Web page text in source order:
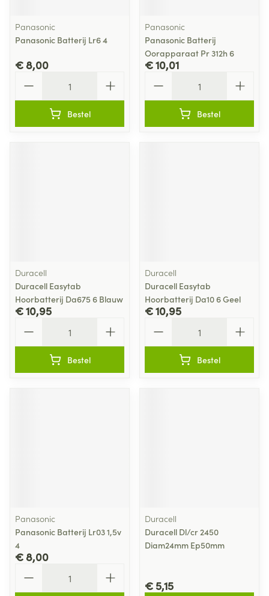
Panasonic
Panasonic Batterij Lr6 4
€ 8,00
Bestel
Panasonic
Panasonic Batterij
Oorapparaat Pr 312h 6
€ 10,01
Bestel
Duracell
Duracell Easytab
Hoorbatterij Da675 6 Blauw
€ 10,95
Bestel
Duracell
Duracell Easytab
Hoorbatterij Da10 6 Geel
€ 10,95
Bestel
Panasonic
Panasonic Batterij Lr03 1,5v
4
€ 8,00
Duracell
Duracell Dl/cr 2450
Diam24mm Ep50mm
€ 5,15